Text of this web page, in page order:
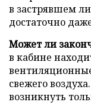
в застрявшем
достаточно
Может ли
в кабине
свежего
возникнуть